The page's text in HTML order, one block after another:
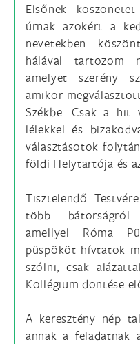
Elsőnek
úrnak azokért a
nevetekben
hálával tartozom
amelyet szerény
amikor
Székbe. Csak a hit
lélekkel és
választásotok
földi Helytartója és
Tisztelendő
több bátorságról
amellyel Róma
püspököt hívtatok
szólni, csak
Kollégium döntése
A keresztény nép
annak a feladatnak